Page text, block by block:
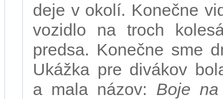
deje v okolí. Konečne
vozidlo na troch
predsa. Konečne sme
Ukážka pre divákov
a mala názov: Boje